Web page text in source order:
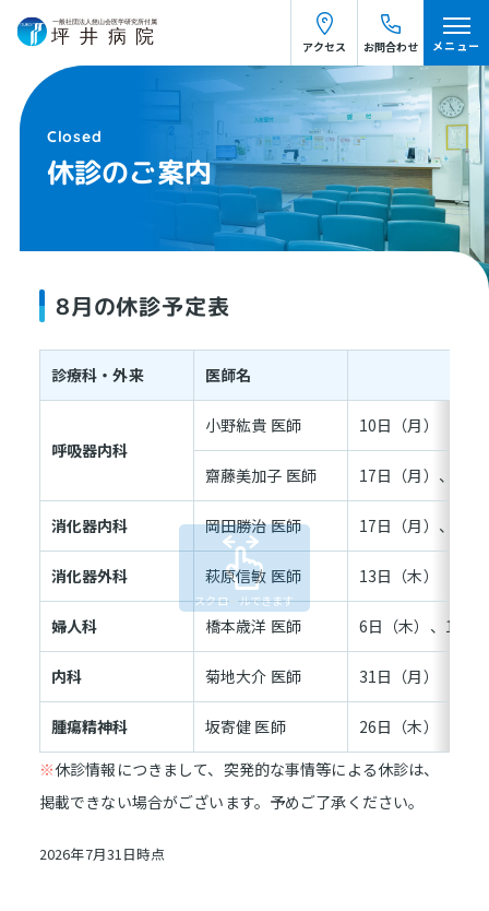
メニュー
アクセス お問合わせ
休診のご案内
8月の休診予定表
診療科・外来 医師名
呼吸器内科
小野紘貴 医師 10日（月）
齋藤美加子 医師 17日（月）、18
消化器内科 岡田勝治 医師 17日（月）、24
消化器外科 萩原信敏 医師 13日（木）
婦人科 橋本歳洋 医師 6日（木）、15日
内科 菊地大介 医師 31日（月）
腫瘍精神科 坂寄健 医師
26日（木）
※休診情報につきまして、突発的な事情等による休診は、
掲載できない場合がございます。予めご了承ください。
2026年7月31日時点